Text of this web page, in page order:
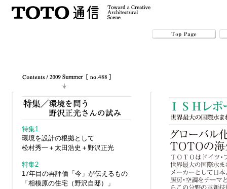
特集1
環境を設計の根拠として
松村秀一＋太田浩史＋野沢正光
特集2
17年目の再評価「今」が伝えるもの
「相模原の住宅（野沢自邸）」